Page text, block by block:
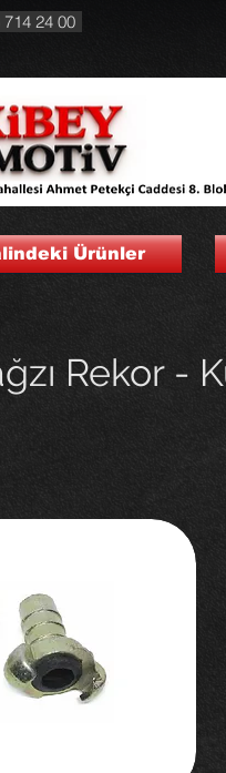
714 24 00
Ürünler
Rekor -